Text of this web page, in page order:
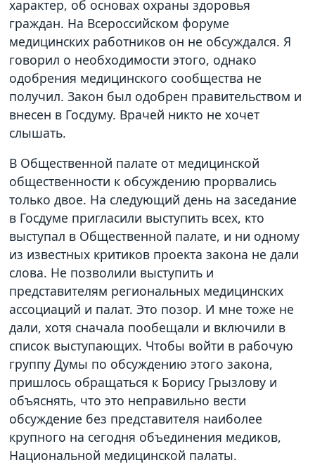
характер, об основах охраны здоровья
граждан. На Всероссийском форуме
медицинских работников он не обсуждался. Я
говорил о необходимости этого, однако
одобрения медицинского сообщества не
получил. Закон был одобрен правительством и
внесен в Госдуму. Врачей никто не хочет
слышать.
В Общественной палате от медицинской
общественности к обсуждению прорвались
только двое. На следующий день на заседание
в Госдуме пригласили выступить всех, кто
выступал в Общественной палате, и ни одному
из известных критиков проекта закона не дали
слова. Не позволили выступить и
представителям региональных медицинских
ассоциаций и палат. Это позор. И мне тоже не
дали, хотя сначала пообещали и включили в
список выступающих. Чтобы войти в рабочую
группу Думы по обсуждению этого закона,
пришлось обращаться к Борису Грызлову и
объяснять, что это неправильно вести
обсуждение без представителя наиболее
крупного на сегодня объединения медиков,
Национальной медицинской палаты.